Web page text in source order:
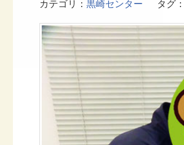
カテゴリ
黒崎センター タグ